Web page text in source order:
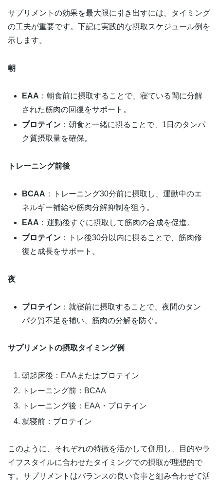
サプリメントの効果を最大限に引き出すには、タイミング
の工夫が重要です。下記に実践的な摂取スケジュール例を
示します。
朝
EAA ：朝食前に摂取することで、寝ている間に分解
された筋肉の回復をサポート。
プロテイン ：朝食と一緒に摂ることで、1日のタンパ
ク質摂取量を確保。
トレーニング前後
BCAA ：トレーニング30分前に摂取し、運動中のエ
ネルギー補給や筋肉分解抑制を狙う。
EAA ：運動後すぐに摂取して筋肉の合成を促進。
プロテイン ：トレ後30分以内に摂ることで、筋肉修
復と成長をサポート。
夜
プロテイン ：就寝前に摂取することで、夜間のタン
パク質不足を補い、筋肉の分解を防ぐ。
サプリメントの摂取タイミング例
朝起床後：EAAまたはプロテイン
トレーニング前：BCAA
トレーニング後：EAA・プロテイン
就寝前：プロテイン
このように、それぞれの特徴を活かして併用し、目的やラ
イフスタイルに合わせたタイミングでの摂取が理想的で
す。サプリメントはバランスの良い食事と組み合わせて活